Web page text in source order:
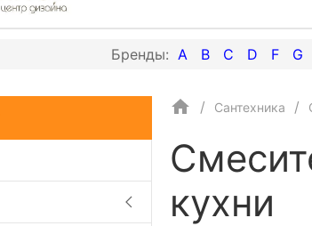
A B C D F G
Сантехника
кухни